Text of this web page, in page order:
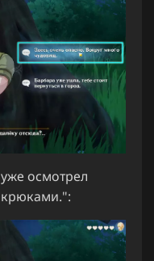
осмотрел
крюками.":